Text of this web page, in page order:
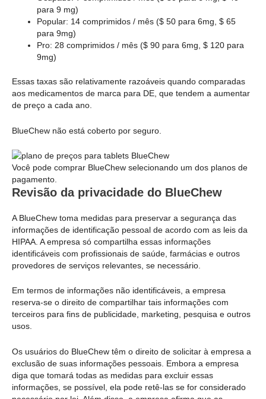
para 9 mg)
Popular: 14 comprimidos / mês ($ 50 para 6mg, $ 65
para 9mg)
Pro: 28 comprimidos / mês ($ 90 para 6mg, $ 120 para
9mg)
Essas taxas são relativamente razoáveis quando comparadas
aos medicamentos de marca para DE, que tendem a aumentar
de preço a cada ano.
BlueChew não está coberto por seguro.
Você pode comprar BlueChew selecionando um dos planos de
pagamento.
Revisão da privacidade do BlueChew
A BlueChew toma medidas para preservar a segurança das
informações de identificação pessoal de acordo com as leis da
HIPAA. A empresa só compartilha essas informações
identificáveis com profissionais de saúde, farmácias e outros
provedores de serviços relevantes, se necessário.
Em termos de informações não identificáveis, a empresa
reserva-se o direito de compartilhar tais informações com
terceiros para fins de publicidade, marketing, pesquisa e outros
usos.
Os usuários do BlueChew têm o direito de solicitar à empresa a
exclusão de suas informações pessoais. Embora a empresa
diga que tomará todas as medidas para excluir essas
informações, se possível, ela pode retê-las se for considerado